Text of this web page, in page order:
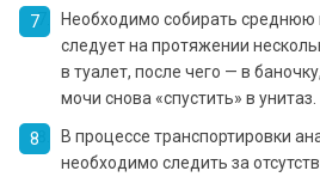
Необходимо собирать
следует на протяжении
в туалет, после чего — в
мочи снова «спустить» в унитаз.
В процессе транспортировки
необходимо следить за